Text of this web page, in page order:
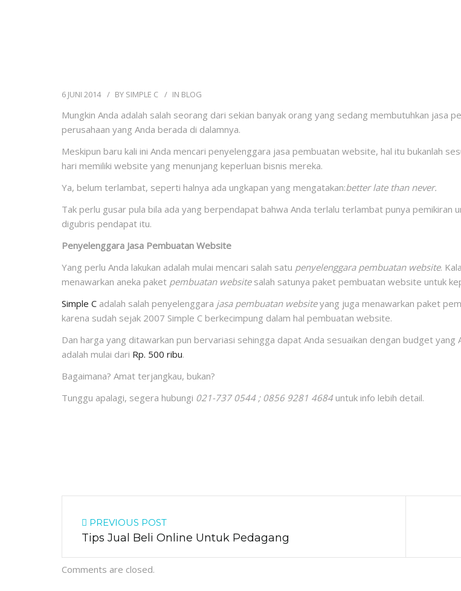
6 JUNI 2014 BY SIMPLE C IN BLOG
Mungkin Anda adalah salah seorang dari sekian banyak orang yang sedang membutuhkan jasa
perusahaan yang Anda berada di dalamnya.
Meskipun baru kali ini Anda mencari penyelenggara jasa pembuatan website, hal itu bukanlah
hari memiliki website yang menunjang keperluan bisnis mereka.
Ya, belum terlambat, seperti halnya ada ungkapan yang mengatakan:better late than never.
Tak perlu gusar pula bila ada yang berpendapat bahwa Anda terlalu terlambat punya pemikiran
digubris pendapat itu.
Penyelenggara Jasa Pembuatan Website
Yang perlu Anda lakukan adalah mulai mencari salah satu penyelenggara pembuatan website.
menawarkan aneka paket pembuatan websitesalah satunya paket pembuatan website untuk
Simple C adalah salah penyelenggara jasa pembuatan websiteyang juga menawarkan paket
karena sudah sejak 2007 Simple C berkecimpung dalam hal pembuatan website.
Dan harga yang ditawarkan pun bervariasi sehingga dapat Anda sesuaikan dengan budget
adalah mulai dari Rp. 500 ribu.
Bagaimana? Amat terjangkau, bukan?
Tunggu apalagi, segera hubungi 021-737 0544 ; 0856 9281 4684 untuk info lebih detail.
PREVIOUS POST
Tips Jual Beli Online Untuk Pedagang
Comments are closed.